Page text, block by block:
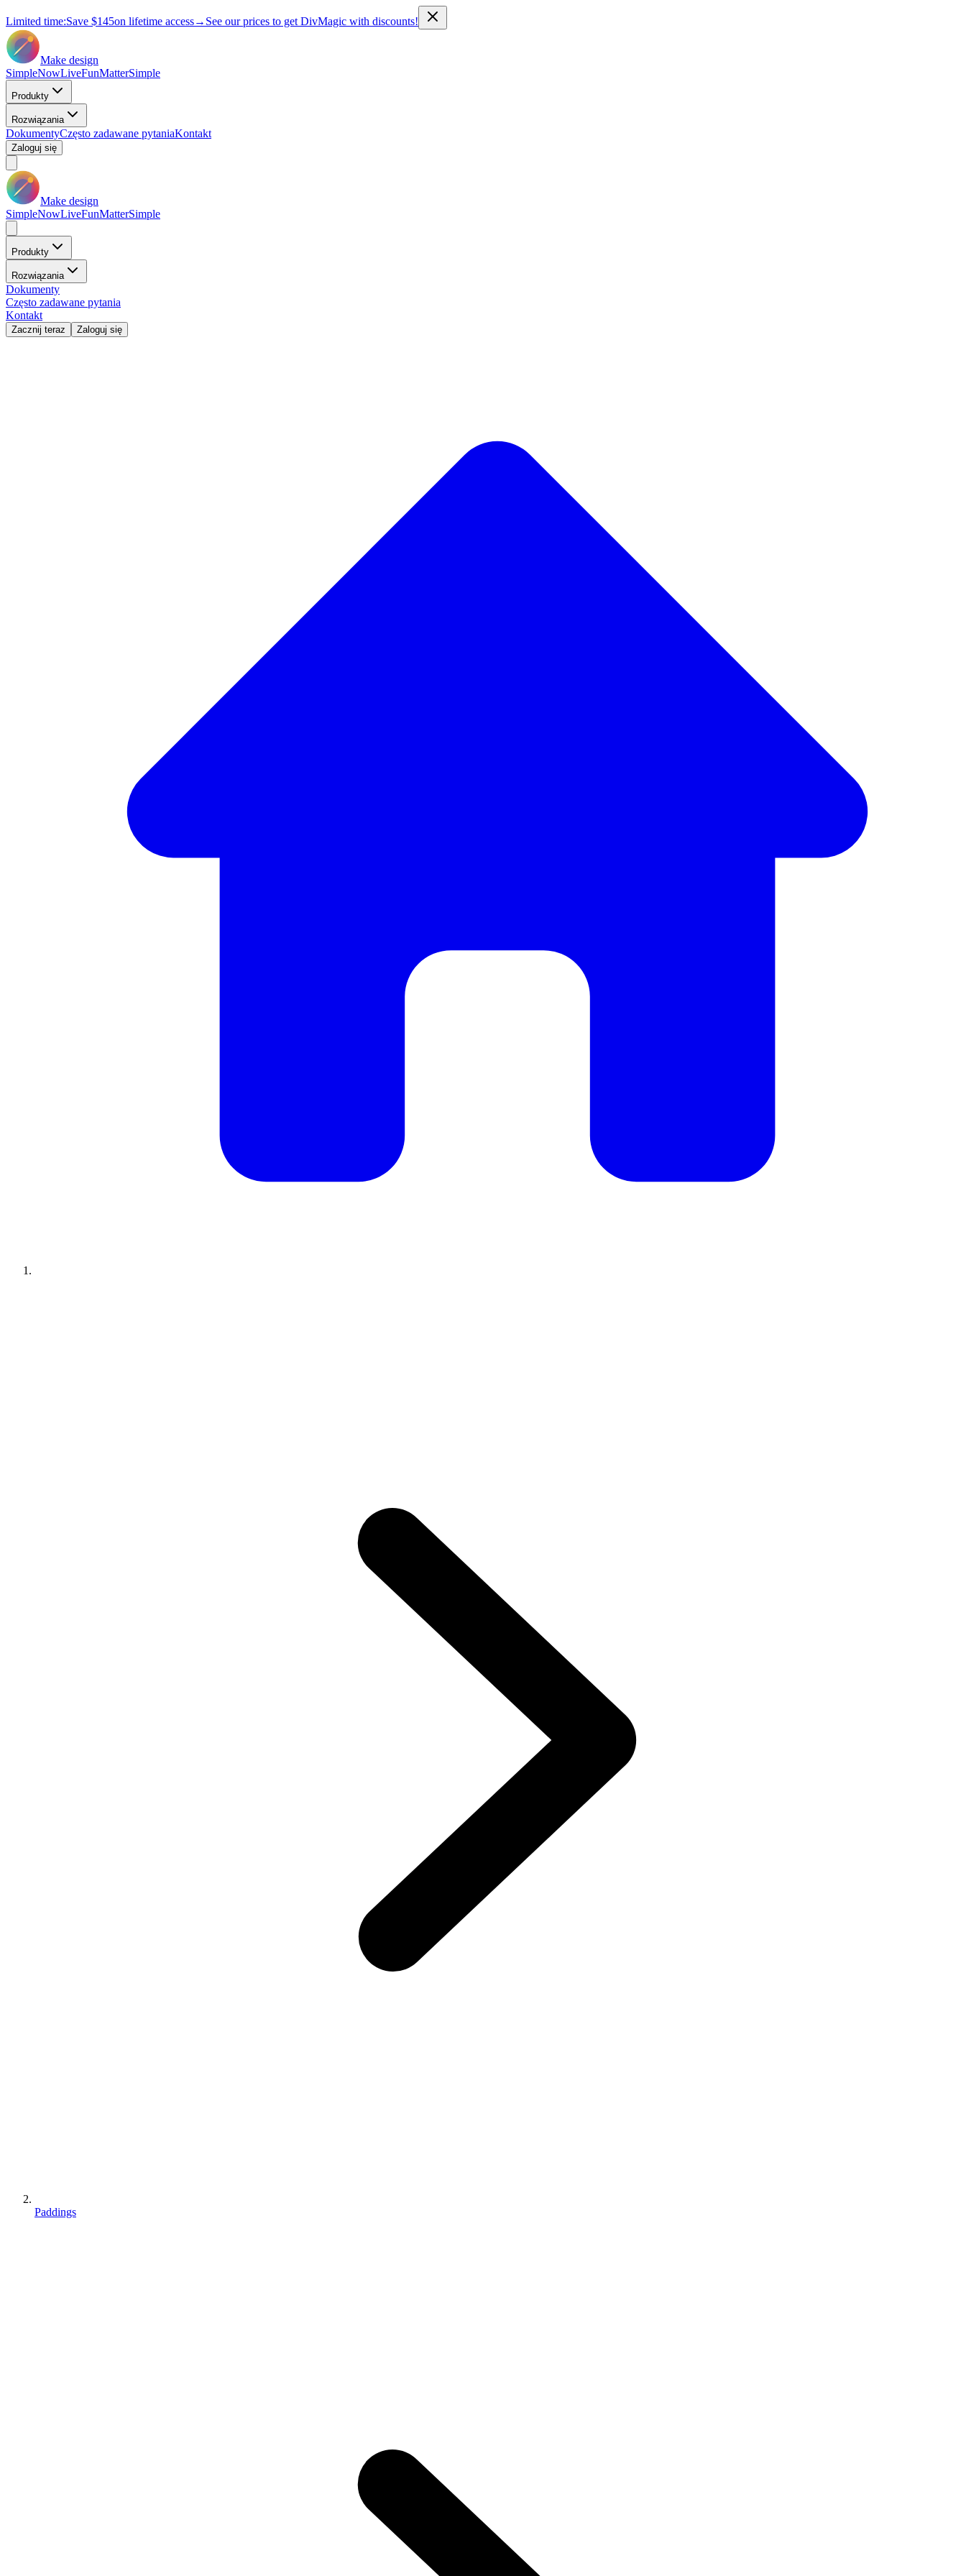
Limited time:Save $145on lifetime access→ See our prices to get DivMagic with discounts!
Make design
SimpleNowLiveFunMatterSimple
Produkty
Rozwiązania
DokumentyCzęsto zadawane pytaniaKontakt
Zaloguj się
Make design
SimpleNowLiveFunMatterSimple
Produkty
Rozwiązania
Dokumenty
Często zadawane pytania
Kontakt
Zacznij teraz Zaloguj się
Paddings